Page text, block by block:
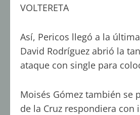
VOLTERETA
Así, Pericos llegó a la
David Rodríguez abrió la
ataque con single para
Moisés Gómez también se
de la Cruz respondiera